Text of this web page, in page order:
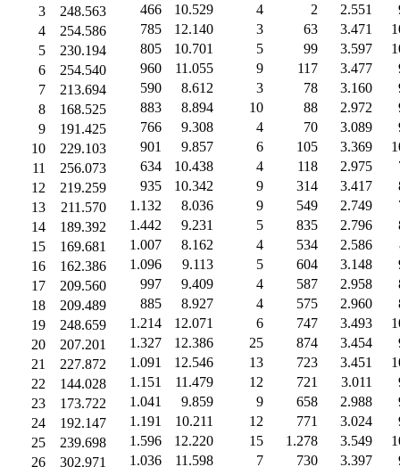
3
248.563
4
254.586
5
230.194
6
254.540
7
213.694
8
168.525
9
191.425
10
229.103
11
256.073
12
219.259
13
211.570
14
189.392
15
169.681
16
162.386
17
209.560
18
209.489
19
248.659
20
207.201
21
227.872
22
144.028
23
173.722
24
192.147
25
239.698
26
302.971
466
785
805
960
590
883
766
901
634
935
1.132
1.442
1.007
1.096
997
885
1.214
1.327
1.091
1.151
1.041
1.191
1.596
1.036
10.529
12.140
10.701
11.055
8.612
8.894
9.308
9.857
10.438
10.342
8.036
9.231
8.162
9.113
9.409
8.927
12.071
12.386
12.546
11.479
9.859
10.211
12.220
11.598
4
3
5
9
3
10
4
6
4
9
9
5
4
5
4
4
6
25
13
12
9
12
15
7
2
63
99
117
78
88
70
105
118
314
549
835
534
604
587
575
747
874
723
721
658
771
1.278
730
2.551
3.471
3.597
3.477
3.160
2.972
3.089
3.369
2.975
3.417
2.749
2.796
2.586
3.148
2.958
2.960
3.493
3.454
3.451
3.011
2.988
3.024
3.549
3.397